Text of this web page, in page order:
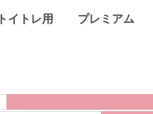
トイトレ用 プレミアム